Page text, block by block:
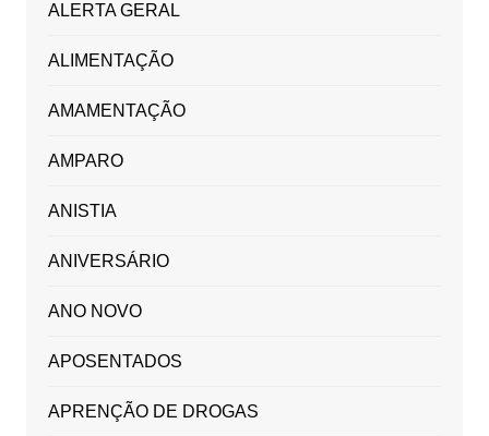
ALERTA GERAL
ALIMENTAÇÃO
AMAMENTAÇÃO
AMPARO
ANISTIA
ANIVERSÁRIO
ANO NOVO
APOSENTADOS
APRENÇÃO DE DROGAS